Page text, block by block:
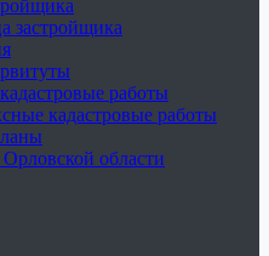
застройщика
работы
кадастровые работы
области